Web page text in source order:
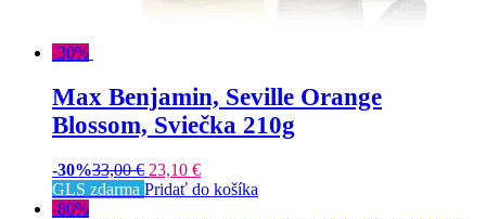
-30%
Max Benjamin, Seville Orange
Blossom, Sviečka 210g
-30%33,00€ 23,10 €
GLS zdarma Pridať do košíka
-80%